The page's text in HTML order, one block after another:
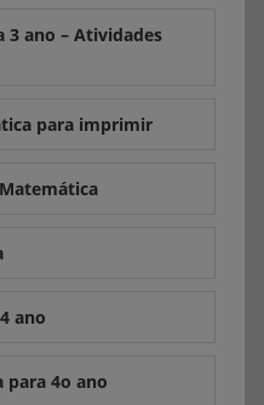
3 ano – Atividades
para imprimir
ano
para 4o ano